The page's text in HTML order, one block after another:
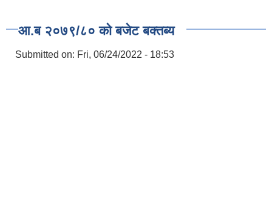
आ.ब २०७९/८० को बजेट बक्तब्य
Submitted on: Fri, 06/24/2022 - 18:53